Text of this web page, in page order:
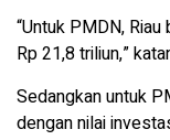
“Untuk PMDN,
Rp 21,8 triliun,”
Sedangkan untuk
dengan nilai